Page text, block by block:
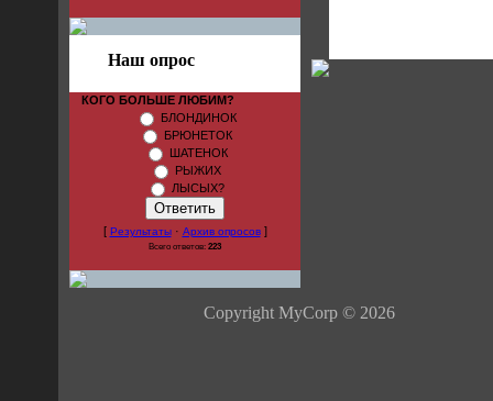
Наш опрос
КОГО БОЛЬШЕ ЛЮБИМ?
БЛОНДИНОК
БРЮНЕТОК
ШАТЕНОК
РЫЖИХ
ЛЫСЫХ?
[ Результаты· Архив опросов]
Всего ответов: 223
Copyright MyCorp © 2026